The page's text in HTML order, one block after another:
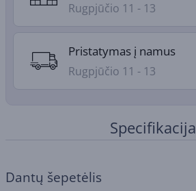
Rugpjūčio 11 - 13
Pristatymas į namus
Rugpjūčio 11 - 13
Specifikacija
Dantų šepetėlis